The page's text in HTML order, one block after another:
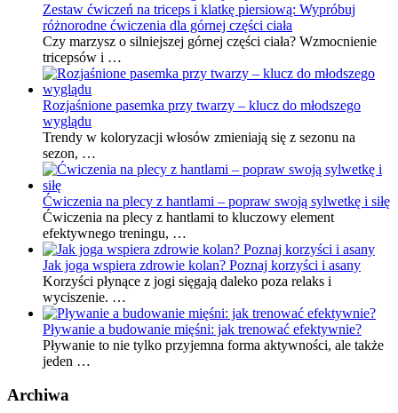
Zestaw ćwiczeń na triceps i klatkę piersiową: Wypróbuj
różnorodne ćwiczenia dla górnej części ciała
Czy marzysz o silniejszej górnej części ciała? Wzmocnienie
tricepsów i …
Rozjaśnione pasemka przy twarzy – klucz do młodszego
wyglądu
Trendy w koloryzacji włosów zmieniają się z sezonu na
sezon, …
Ćwiczenia na plecy z hantlami – popraw swoją sylwetkę i siłę
Ćwiczenia na plecy z hantlami to kluczowy element
efektywnego treningu, …
Jak joga wspiera zdrowie kolan? Poznaj korzyści i asany
Korzyści płynące z jogi sięgają daleko poza relaks i
wyciszenie. …
Pływanie a budowanie mięśni: jak trenować efektywnie?
Pływanie to nie tylko przyjemna forma aktywności, ale także
jeden …
Archiwa